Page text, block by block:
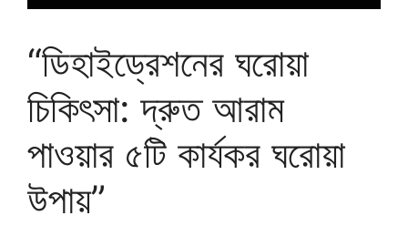
“ডিহাইড্রেশনের ঘরোয়া
চিকিৎসা: দ্রুত আরাম
পাওয়ার ৫টি কার্যকর ঘরোয়া
উপায়”